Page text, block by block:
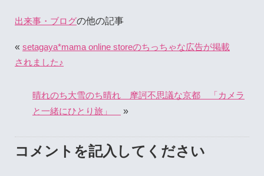
出来事・ブログの他の記事
« setagaya*mama online storeのちっちゃな広告が掲載
されました♪
晴れのち大雪のち晴れ 摩訶不思議な京都 「カメラ
と一緒にひとり旅」
»
コメントを記入してください